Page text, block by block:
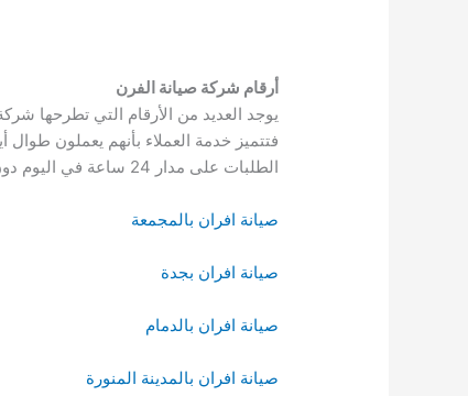
أرقام شركة صيانة الفرن
يوجد العديد من الأرقام التي تطرحها
الطلبات على مدار 24 ساعة في اليوم دون أي كلل أو ملل.
صيانة افران بالمجمعة
صيانة افران بجدة
صيانة افران بالدمام
صيانة افران بالمدينة المنورة